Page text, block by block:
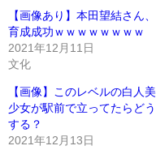
【画像あり】本田望結さん、
育成成功ｗｗｗｗｗｗｗｗ
2021年12月11日
文化
【画像】このレベルの白人美
少女が駅前で立ってたらどう
する？
2021年12月13日